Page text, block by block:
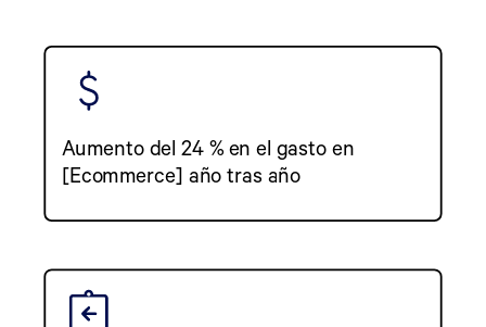
Aumento del 24 % en el gasto en
[Ecommerce] año tras año